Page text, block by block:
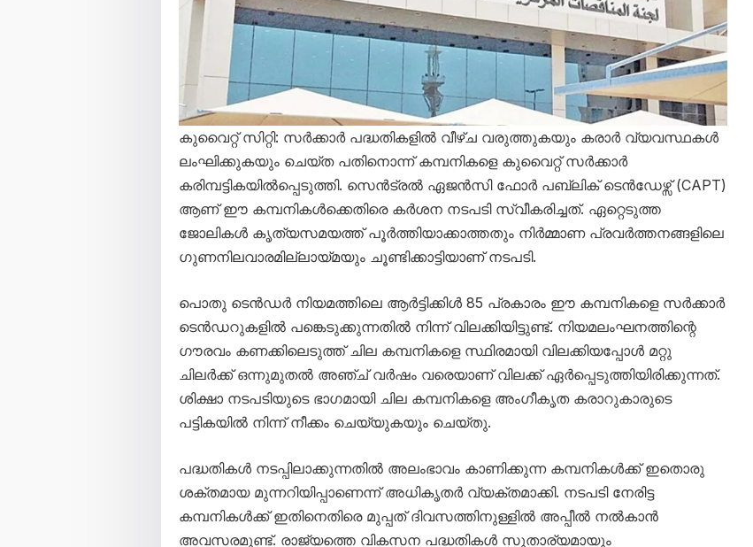
കുവൈറ്റ് സിറ്റി: സർക്കാർ പദ്ധതികളിൽ വീഴ്ച വരുത്തുകയും കരാർ വ്യവസ്ഥകൾ
ലംഘിക്കുകയും ചെയ്ത പതിനൊന്ന് കമ്പനികളെ കുവൈറ്റ് സർക്കാർ
കരിമ്പട്ടികയിൽപ്പെടുത്തി. സെൻട്രൽ ഏജൻസി ഫോർ പബ്ലിക് ടെൻഡേഴ്സ് (CAPT)
ആണ് ഈ കമ്പനികൾക്കെതിരെ കർശന നടപടി സ്വീകരിച്ചത്. ഏറ്റെടുത്ത
ജോലികൾ കൃത്യസമയത്ത് പൂർത്തിയാക്കാത്തതും നിർമ്മാണ പ്രവർത്തനങ്ങളിലെ
ഗുണനിലവാരമില്ലായ്മയും ചൂണ്ടിക്കാട്ടിയാണ് നടപടി.
പൊതു ടെൻഡർ നിയമത്തിലെ ആർട്ടിക്കിൾ 85 പ്രകാരം ഈ കമ്പനികളെ സർക്കാർ
ടെൻഡറുകളിൽ പങ്കെടുക്കുന്നതിൽ നിന്ന് വിലക്കിയിട്ടുണ്ട്. നിയമലംഘനത്തിന്റെ
ഗൗരവം കണക്കിലെടുത്ത് ചില കമ്പനികളെ സ്ഥിരമായി വിലക്കിയപ്പോൾ മറ്റു
ചിലർക്ക് ഒന്നുമുതൽ അഞ്ച് വർഷം വരെയാണ് വിലക്ക് ഏർപ്പെടുത്തിയിരിക്കുന്നത്.
ശിക്ഷാ നടപടിയുടെ ഭാഗമായി ചില കമ്പനികളെ അംഗീകൃത കരാറുകാരുടെ
പട്ടികയിൽ നിന്ന് നീക്കം ചെയ്യുകയും ചെയ്തു.
പദ്ധതികൾ നടപ്പിലാക്കുന്നതിൽ അലംഭാവം കാണിക്കുന്ന കമ്പനികൾക്ക് ഇതൊരു
ശക്തമായ മുന്നറിയിപ്പാണെന്ന് അധികൃതർ വ്യക്തമാക്കി. നടപടി നേരിട്ട
കമ്പനികൾക്ക് ഇതിനെതിരെ മുപ്പത് ദിവസത്തിനുള്ളിൽ അപ്പീൽ നൽകാൻ
അവസരമുണ്ട്. രാജ്യത്തെ വികസന പദ്ധതികൾ സുതാര്യമായും